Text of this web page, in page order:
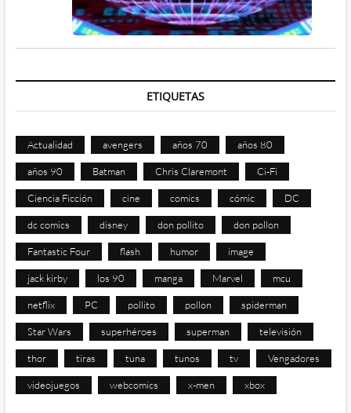
ETIQUETAS
Actualidad avengers años 70 años 80
años 90 Batman Chris Claremont Ci-Fi
Ciencia Ficción cine comics cómic DC
dc comics disney don pollito don pollon
Fantastic Four flash humor image
jack kirby los 90 manga Marvel mcu
netflix PC pollito pollon spiderman
Star Wars superhéroes superman televisión
thor tiras tuna tunos tv Vengadores
videojuegos webcomics x-men xbox